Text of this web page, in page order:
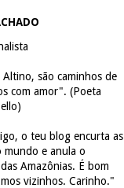
são caminhos de
com amor". (Poeta
o teu blog encurta as
mundo e anula o
Amazônias. É bom
vizinhos. Carinho."